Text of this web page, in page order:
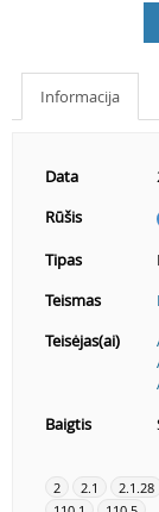
Informacija
Data
Rūšis
Tipas
Teismas
Teisėjas(ai)
Baigtis
2 2.1 2.1.28